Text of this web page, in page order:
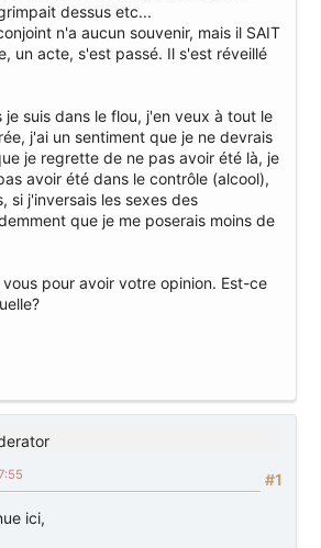
dessus etc...
n'a aucun souvenir, mais il SAIT
un acte, s'est passé. Il s'est réveillé
je suis dans le flou, j'en veux à tout le
j'ai un sentiment que je ne devrais
je regrette de ne pas avoir été là, je
avoir été dans le contrôle (alcool),
si j'inversais les sexes des
que je me poserais moins de
pour avoir votre opinion. Est-ce
#1
ici,